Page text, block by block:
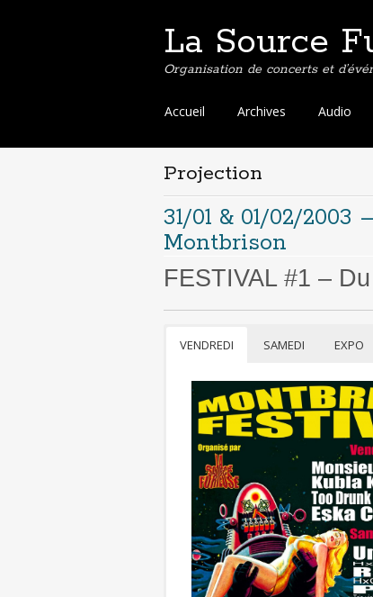
La Source
Organisation de concerts et
Aller
contenu
principal
Accueil Archives Audio
Projection
31/01 & 01/02/
Montbrison
FESTIVAL #1 –
VENDREDI SAMEDI EXPO